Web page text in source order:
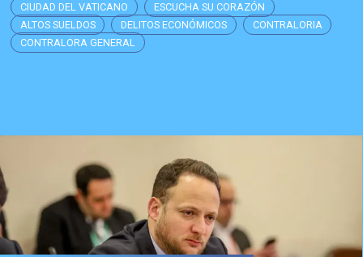
CIUDAD DEL VATICANO
ESCUCHA SU CORAZÓN
ALTOS SUELDOS
DELITOS ECONÓMICOS
CONTRALORIA
CONTRALORA GENERAL